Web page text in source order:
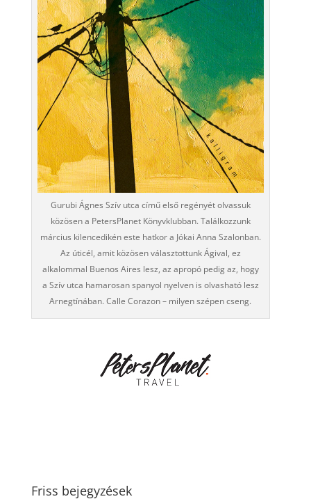
Gurubi Ágnes Szív utca című első regényét olvassuk
közösen a PetersPlanet Könyvklubban. Találkozzunk
március kilencedikén este hatkor a Jókai Anna Szalonban.
Az úticél, amit közösen választottunk Ágival, ez
alkalommal Buenos Aires lesz, az apropó pedig az, hogy
a Szív utca hamarosan spanyol nyelven is olvasható lesz
Arnegtínában. Calle Corazon – milyen szépen cseng.
Friss bejegyzések